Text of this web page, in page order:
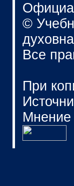
©
Все
При
Мнение